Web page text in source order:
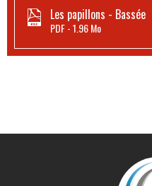
Les papillons - Bassée
PDF 1.96 Mo